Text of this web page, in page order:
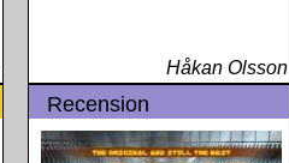
Håkan Olsson
Recension